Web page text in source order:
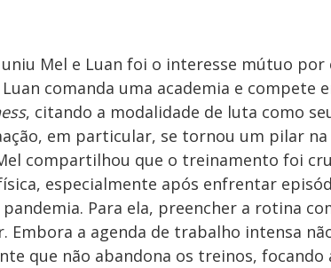
Mel e Luan foi o interesse mútuo
comanda uma academia e compete
, citando a modalidade de luta como
em particular, se tornou um pilar
compartilhou que o treinamento foi
especialmente após enfrentar
Para ela, preencher a rotina
Embora a agenda de trabalho intensa
que não abandona os treinos, focando